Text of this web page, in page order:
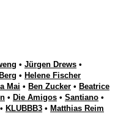
• Jürgen Drews •
• Helene Fischer
Mai • Ben Zucker • Beatrice
• Die Amigos • Santiano •
• KLUBBB3 • Matthias Reim